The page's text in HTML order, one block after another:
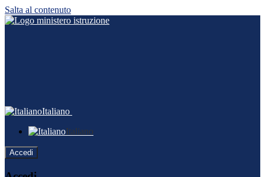
Salta al contenuto
Italiano
Italiano
Accedi